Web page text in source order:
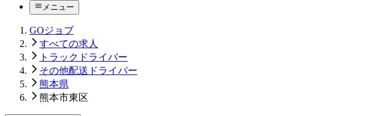
メニュー
GOジョブ
すべての求人
トラックドライバー
その他配送ドライバー
熊本県
熊本市東区